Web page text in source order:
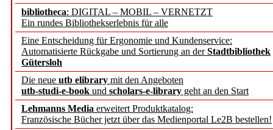
bibliotheca: DIGITAL – MOBIL – VERNETZT
Ein rundes Bibliothekserlebnis für alle
Eine Entscheidung für Ergonomie und Kundenservice:
Automatisierte Rückgabe und Sortierung an derStadtbibliothek
Gütersloh
Die neue utb elibrary mit den Angeboten
utb-studi-e-book und scholars-e-library geht an den Start
Lehmanns Media erweitert Produktkatalog:
Französische Bücher jetzt über das Medienportal Le2B bestellen!
DFG setzt Förderung
FAIRmat fort
Bayerns digitale
Schulwandbilder aus
Fifth Open Access